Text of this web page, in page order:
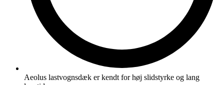
Aeolus lastvognsdæk er kendt for høj slidstyrke og lang